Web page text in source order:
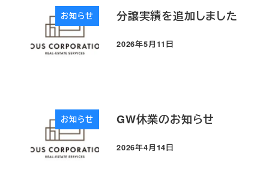
お知らせ 分譲実績を追加しました
投稿日
2026年5月11日
お知らせ GW休業のお知らせ
投稿日
2026年4月14日